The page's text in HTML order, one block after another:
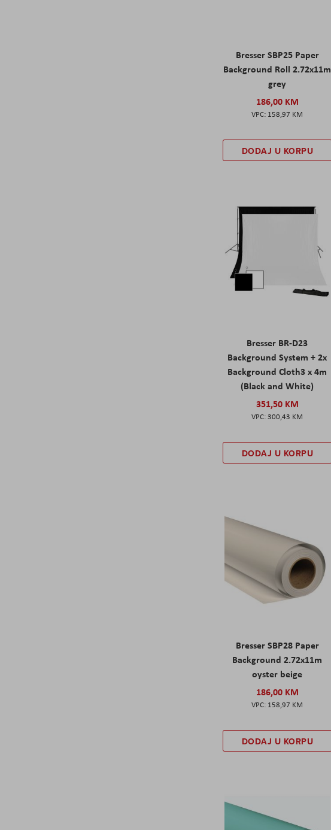
Bresser SBP25 Paper
Background Roll 2.72x11m
grey
186,00 KM
158,97 KM
DODAJ U KORPU
Bresser BR-D23
Background System + 2x
Background Cloth3 x 4m
(Black and White)
351,50 KM
300,43 KM
DODAJ U KORPU
Bresser SBP28 Paper
Background 2.72x11m
oyster beige
186,00 KM
158,97 KM
DODAJ U KORPU